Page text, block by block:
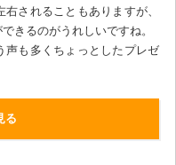
されることもありますが、
きるのがうれしいですね。
声も多くちょっとしたプレゼ
る